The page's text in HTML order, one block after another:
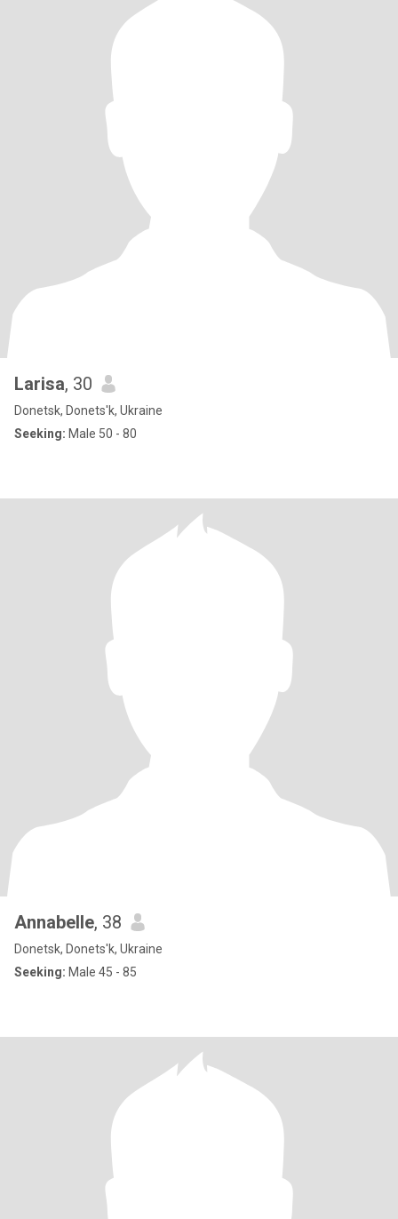
Larisa, 30
Donetsk, Donets'k, Ukraine
Seeking: Male 50 - 80
Annabelle, 38
Donetsk, Donets'k, Ukraine
Seeking: Male 45 - 85